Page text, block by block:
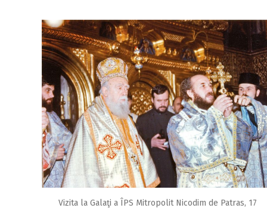
Vizita la Galaţi a ÎPS Mitropolit Nicodim de Patras, 17